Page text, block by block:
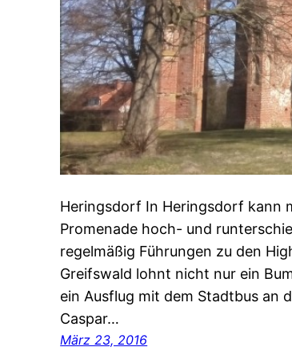
Heringsdorf In Heringsdorf kann
Promenade hoch- und
regelmäßig Führungen zu den
Greifswald lohnt nicht nur ein
ein Ausflug mit dem Stadtbus an
Caspar…
März 23, 2016